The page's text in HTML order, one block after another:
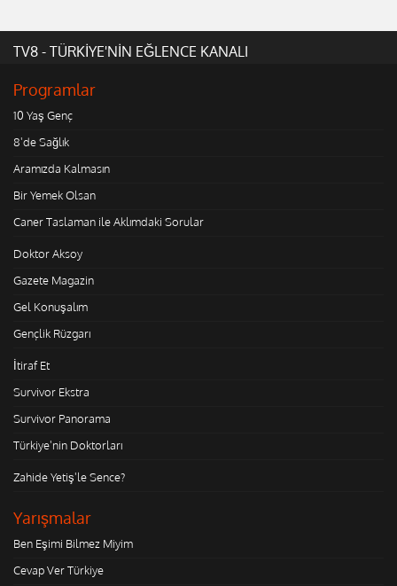
TV8 - TÜRKİYE'NİN EĞLENCE KANALI
Programlar
10 Yaş Genç
8'de Sağlık
Aramızda Kalmasın
Bir Yemek Olsan
Caner Taslaman ile Aklımdaki Sorular
Doktor Aksoy
Gazete Magazin
Gel Konuşalım
Gençlik Rüzgarı
İtiraf Et
Survivor Ekstra
Survivor Panorama
Türkiye'nin Doktorları
Zahide Yetiş'le Sence?
Yarışmalar
Ben Eşimi Bilmez Miyim
Cevap Ver Türkiye